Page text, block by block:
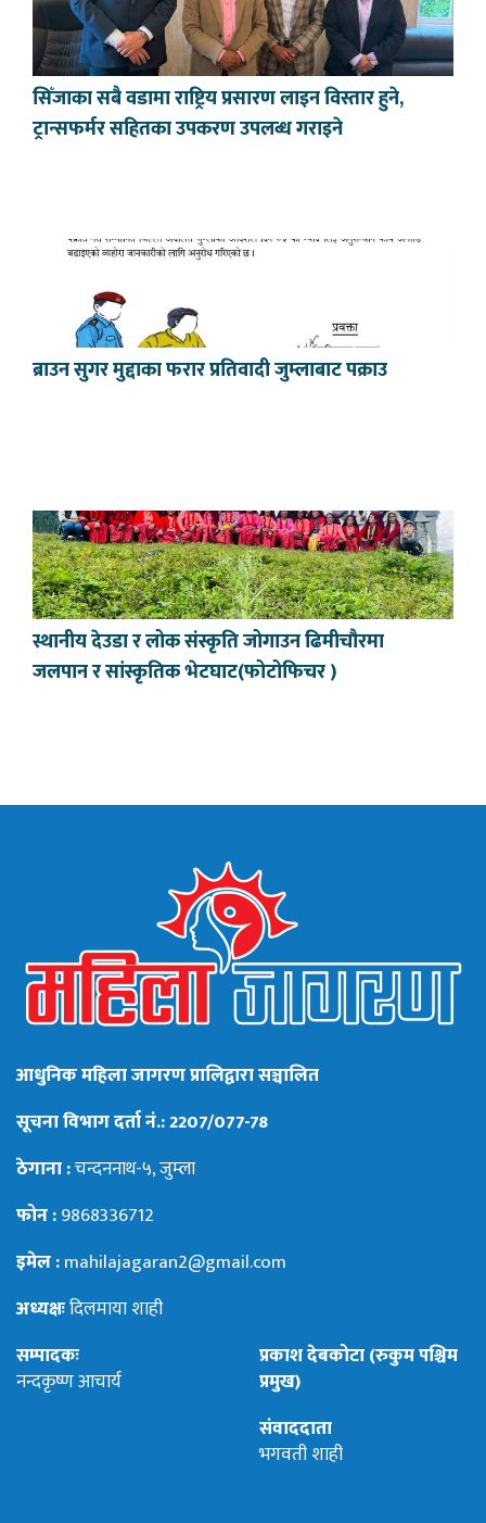
सिँजाका सबै वडामा राष्ट्रिय प्रसारण लाइन विस्तार हुने,
ट्रान्सफर्मर सहितका उपकरण उपलब्ध गराइने
ब्राउन सुगर मुद्दाका फरार प्रतिवादी जुम्लाबाट पक्राउ
स्थानीय देउडा र लोक संस्कृति जोगाउन ढिमीचौरमा
जलपान र सांस्कृतिक भेटघाट(फोटोफिचर )
आधुनिक महिला जागरण प्रालिद्वारा सञ्चालित
सूचना विभाग दर्ता नं.: 2207/077-78
ठेगाना :चन्दननाथ-५, जुम्ला
फोन :9868336712
इमेल :mahilajagaran2@gmail.com
अध्यक्षःदिलमाया शाही
सम्पादकः
नन्दकृष्ण आचार्य
प्रकाश देबकोटा (रुकुम पश्चिम
प्रमुख)
संवाददाता
भगवती शाही